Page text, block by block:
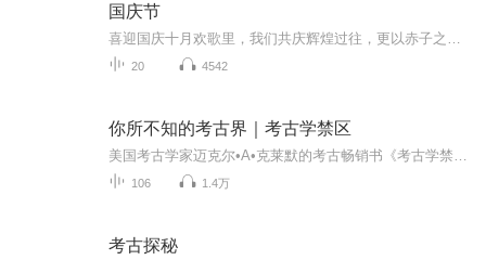
国庆节
20 4542
你所不知的考古界｜考古学禁区
106 1.4万
考古探秘